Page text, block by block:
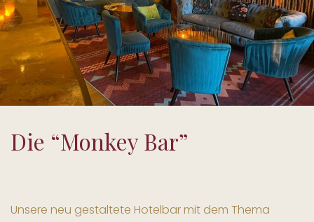
Die “Monkey Bar”
Unsere neu gestaltete Hotelbar mit dem Thema